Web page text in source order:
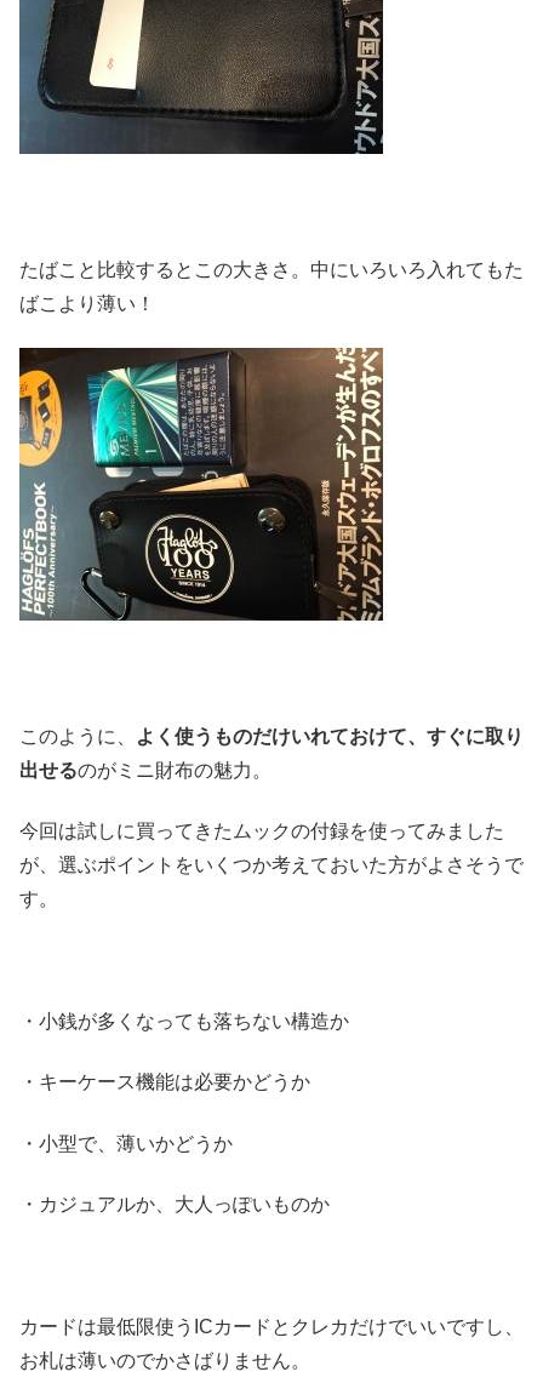
たばこと比較するとこの大きさ。中にいろいろ入れてもた
ばこより薄い！
このように、
よく使うものだけいれておけて、すぐに取り
出せるのがミニ財布の魅力。
今回は試しに買ってきたムックの付録を使ってみました
が、選ぶポイントをいくつか考えておいた方がよさそうで
す。
・小銭が多くなっても落ちない構造か
・キーケース機能は必要かどうか
・小型で、薄いかどうか
・カジュアルか、大人っぽいものか
カードは最低限使うICカードとクレカだけでいいですし、
お札は薄いのでかさばりません。